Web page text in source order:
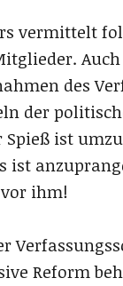
vermittelt
des
der
ist
ist
ihm!
Reform